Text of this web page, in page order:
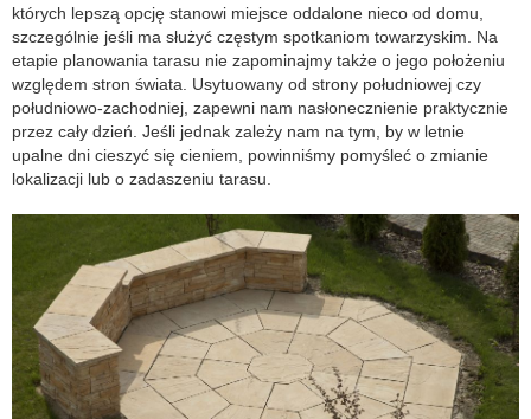
których lepszą opcję stanowi miejsce oddalone nieco od domu,
szczególnie jeśli ma służyć częstym spotkaniom towarzyskim. Na
etapie planowania tarasu nie zapominajmy także o jego położeniu
względem stron świata. Usytuowany od strony południowej czy
południowo-zachodniej, zapewni nam nasłonecznienie praktycznie
przez cały dzień. Jeśli jednak zależy nam na tym, by w letnie
upalne dni cieszyć się cieniem, powinniśmy pomyśleć o zmianie
lokalizacji lub o zadaszeniu tarasu.